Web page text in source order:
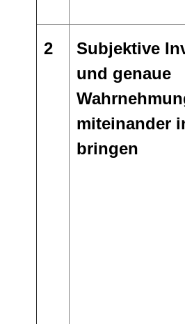
2
Subjektive
und genaue
miteinander
bringen